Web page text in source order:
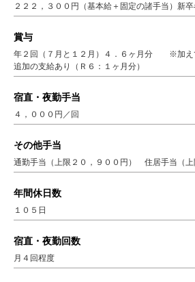
２２２，３００円（基本給＋固定の諸手当）新
賞与
年２回（７月と１２月）４．６ヶ月分 ※加え
追加の支給あり（Ｒ６：１ヶ月分）
宿直・夜勤手当
４，０００円／回
その他手当
通勤手当（上限２０，９００円） 住居手当（上
年間休日数
１０５日
宿直・夜勤回数
月４回程度